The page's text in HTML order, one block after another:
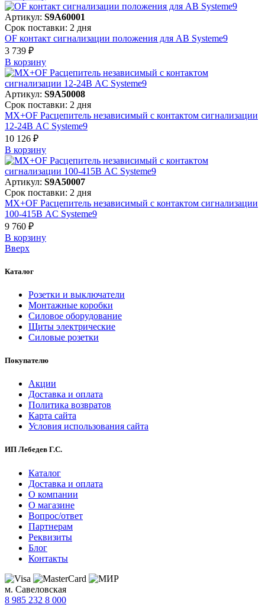
Артикул: S9A60001
Срок поставки: 2 дня
OF контакт сигнализации положения для АВ Systeme9
3 739 ₽
В корзинy
Артикул: S9A50008
Срок поставки: 2 дня
MX+OF Расцепитель независимый с контактом сигнализации
12-24В AC Systeme9
10 126 ₽
В корзинy
Артикул: S9A50007
Срок поставки: 2 дня
MX+OF Расцепитель независимый с контактом сигнализации
100-415В AC Systeme9
9 760 ₽
В корзинy
Вверх
Каталог
Розетки и выключатели
Монтажные коробки
Силовое оборудование
Щиты электрические
Силовые розетки
Покупателю
Акции
Доставка и оплата
Политика возвратов
Карта сайта
Условия использования сайта
ИП Лебедев Г.С.
Каталог
Доставка и оплата
О компании
О магазине
Вопрос/ответ
Партнерам
Реквизиты
Блог
Контакты
м. Савеловская
8 985 232 8 000